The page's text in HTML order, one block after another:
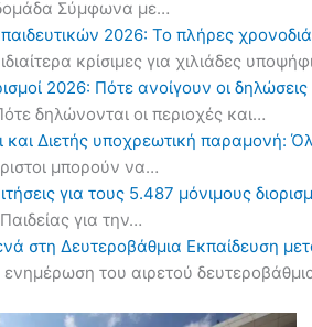
Σύμφωνα με…
2026: Το πλήρες
κρίσιμες για χιλιάδες
2026: Πότε ανοίγουν οι
δηλώνονται οι περιοχές και…
και Διετής υποχρεωτική παραμονή:
μπορούν να…
για τους 5.487 μόνιμους
για την…
στη Δευτεροβάθμια Εκπαίδευση
ενημέρωση του αιρετού